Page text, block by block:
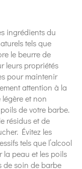
ingrédients du
tels que
le beurre de
leurs propriétés
pour maintenir
attention à la
et non
de votre barbe.
résidus et de
Évitez les
tels que l’alcool
la peau et les poils
de soin de barbe